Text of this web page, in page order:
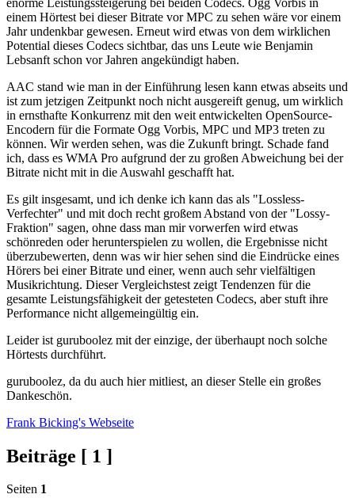
einem Hörtest bei dieser Bitrate vor MPC zu sehen wäre vor einem
Jahr undenkbar gewesen. Erneut wird etwas von dem wirklichen
Potential dieses Codecs sichtbar, das uns Leute wie Benjamin
Lebsanft schon vor Jahren angekündigt haben.
AAC stand wie man in der Einführung lesen kann etwas abseits und
ist zum jetzigen Zeitpunkt noch nicht ausgereift genug, um wirklich
in ernsthafte Konkurrenz mit den weit entwickelten OpenSource-
Encodern für die Formate Ogg Vorbis, MPC und MP3 treten zu
können. Wir werden sehen, was die Zukunft bringt. Schade fand
ich, dass es WMA Pro aufgrund der zu großen Abweichung bei der
Bitrate nicht mit in die Auswahl geschafft hat.
Es gilt insgesamt, und ich denke ich kann das als "Lossless-
Verfechter" und mit doch recht großem Abstand von der "Lossy-
Fraktion" sagen, ohne dass man mir vorwerfen wird etwas
schönreden oder herunterspielen zu wollen, die Ergebnisse nicht
überzubewerten, denn was wir hier sehen sind die Eindrücke eines
Hörers bei einer Bitrate und einer, wenn auch sehr vielfältigen
Musikrichtung. Dieser Vergleichstest zeigt Tendenzen für die
gesamte Leistungsfähigkeit der getesteten Codecs, aber stuft ihre
Performance nicht allgemeingültig ein.
Leider ist guruboolez mit der einzige, der überhaupt noch solche
Hörtests durchführt.
guruboolez, da du auch hier mitliest, an dieser Stelle ein großes
Dankeschön.
Frank Bicking's Webseite
Beiträge [ 1 ]
Seiten 1